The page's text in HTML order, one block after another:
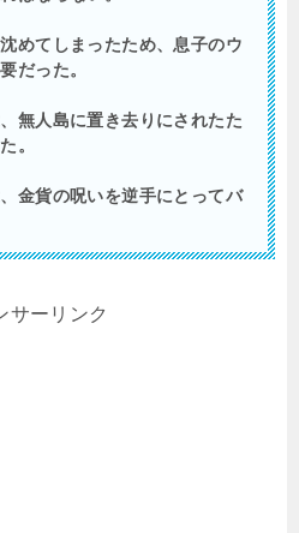
めてしまったため、息子のウ
だった。
無人島に置き去りにされたた
。
金貨の呪いを逆手にとってバ
サーリンク